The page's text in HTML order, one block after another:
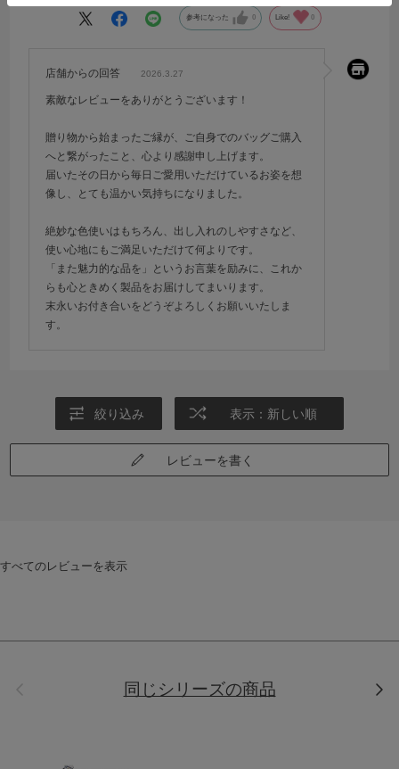
参考になった 0 Like! 0
店舗からの回答 2026.3.27
素敵なレビューをありがとうございます！
贈り物から始まったご縁が、ご自身でのバッグご購入
へと繋がったこと、心より感謝申し上げます。
届いたその日から毎日ご愛用いただけているお姿を想
像し、とても温かい気持ちになりました。
絶妙な色使いはもちろん、出し入れのしやすさなど、
使い心地にもご満足いただけて何よりです。
「また魅力的な品を」というお言葉を励みに、これか
らも心ときめく製品をお届けしてまいります。
末永いお付き合いをどうぞよろしくお願いいたしま
す。
絞り込み 表示：新しい順
レビューを書く
すべてのレビューを表示
同じシリーズの商品 次